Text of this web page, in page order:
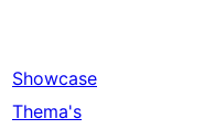
Showcase
Thema's